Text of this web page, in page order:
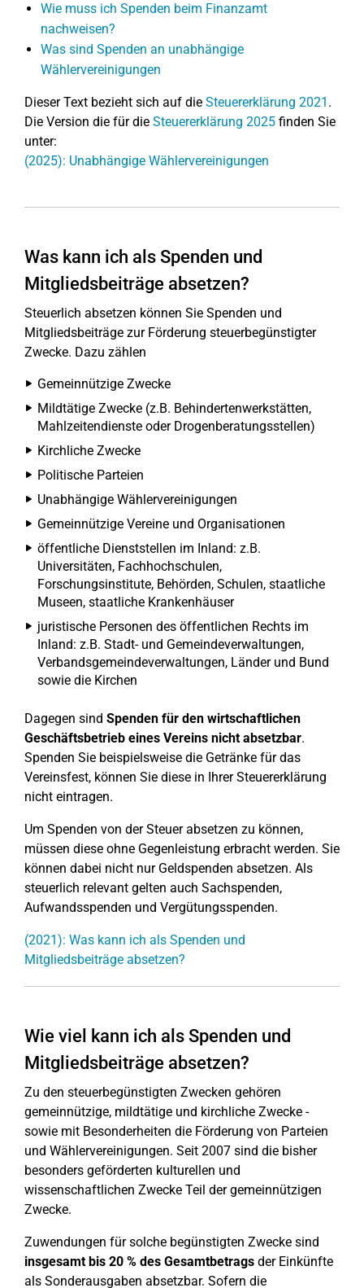
Wie muss ich Spenden beim Finanzamt
nachweisen?
Was sind Spenden an unabhängige
Wählervereinigungen
Dieser Text bezieht sich auf die Steuererklärung 2021 .
Die Version die für die Steuererklärung 2025 finden Sie
unter:
(2025): Unabhängige Wählervereinigungen
Was kann ich als Spenden und
Mitgliedsbeiträge absetzen?
Steuerlich absetzen können Sie Spenden und
Mitgliedsbeiträge zur Förderung steuerbegünstigter
Zwecke. Dazu zählen
Gemeinnützige Zwecke
Mildtätige Zwecke (z.B. Behindertenwerkstätten,
Mahlzeitendienste oder Drogenberatungsstellen)
Kirchliche Zwecke
Politische Parteien
Unabhängige Wählervereinigungen
Gemeinnützige Vereine und Organisationen
öffentliche Dienststellen im Inland: z.B.
Universitäten, Fachhochschulen,
Forschungsinstitute, Behörden, Schulen, staatliche
Museen, staatliche Krankenhäuser
juristische Personen des öffentlichen Rechts im
Inland: z.B. Stadt- und Gemeindeverwaltungen,
Verbandsgemeindeverwaltungen, Länder und Bund
sowie die Kirchen
Dagegen sind Spenden für den wirtschaftlichen
Geschäftsbetrieb eines Vereins nicht absetzbar.
Spenden Sie beispielsweise die Getränke für das
Vereinsfest, können Sie diese in Ihrer Steuererklärung
nicht eintragen.
Um Spenden von der Steuer absetzen zu können,
müssen diese ohne Gegenleistung erbracht werden. Sie
können dabei nicht nur Geldspenden absetzen. Als
steuerlich relevant gelten auch Sachspenden,
Aufwandsspenden und Vergütungsspenden.
(2021): Was kann ich als Spenden und
Mitgliedsbeiträge absetzen?
Wie viel kann ich als Spenden und
Mitgliedsbeiträge absetzen?
Zu den steuerbegünstigten Zwecken gehören
gemeinnützige, mildtätige und kirchliche Zwecke -
sowie mit Besonderheiten die Förderung von Parteien
und Wählervereinigungen. Seit 2007 sind die bisher
besonders geförderten kulturellen und
wissenschaftlichen Zwecke Teil der gemeinnützigen
Zwecke.
Zuwendungen für solche begünstigten Zwecke sind
insgesamt bis 20 % des Gesamtbetrags der Einkünfte
als Sonderausgaben absetzbar. Sofern die